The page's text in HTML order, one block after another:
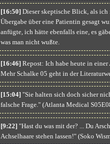
[16:50]Dieser skeptische Blick, als ich
Übergabe über eine Patientin gesagt
anfügte, ich hätte ebenfalls eine, es
was man nicht wußte.
[16:46]Repost: Ich habe heute in
Mehr Schalke 05 geht in der
[15:04]"Sie halten sich doch sicher
falsche Frage." (Atlanta Medical
[9:22]"Hast du was mit der? ... Du
Achselhaare stehen lassen!" (Soko